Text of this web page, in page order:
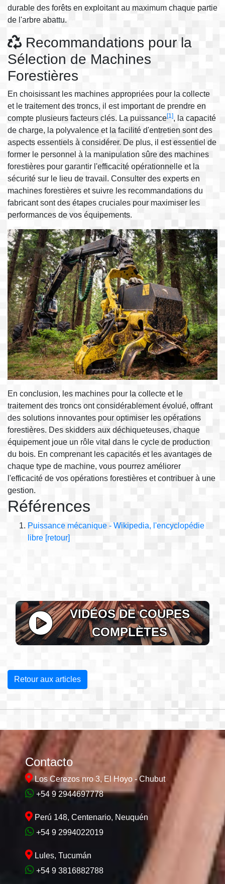
durable des forêts en exploitant au maximum chaque partie
de l'arbre abattu.
Recommandations pour la
Sélection de Machines
Forestières
En choisissant les machines appropriées pour la collecte
et le traitement des troncs, il est important de prendre en
compte plusieurs facteurs clés. La puissance[1], la capacité
de charge, la polyvalence et la facilité d'entretien sont des
aspects essentiels à considérer. De plus, il est essentiel de
former le personnel à la manipulation sûre des machines
forestières pour garantir l'efficacité opérationnelle et la
sécurité sur le lieu de travail. Consulter des experts en
machines forestières et suivre les recommandations du
fabricant sont des étapes cruciales pour maximiser les
performances de vos équipements.
En conclusion, les machines pour la collecte et le
traitement des troncs ont considérablement évolué, offrant
des solutions innovantes pour optimiser les opérations
forestières. Des skidders aux déchiqueteuses, chaque
équipement joue un rôle vital dans le cycle de production
du bois. En comprenant les capacités et les avantages de
chaque type de machine, vous pourrez améliorer
l'efficacité de vos opérations forestières et contribuer à une
gestion.
Références
Puissance mécanique - Wikipedia, l'encyclopédie
libre [retour]
VIDÉOS DE COUPES
COMPLÈTES
Retour aux articles
Contacto
Los Cerezos nro 3, El Hoyo - Chubut
+54 9 2944697778
Perú 148, Centenario, Neuquén
+54 9 2994022019
Lules, Tucumán
+54 9 3816882788